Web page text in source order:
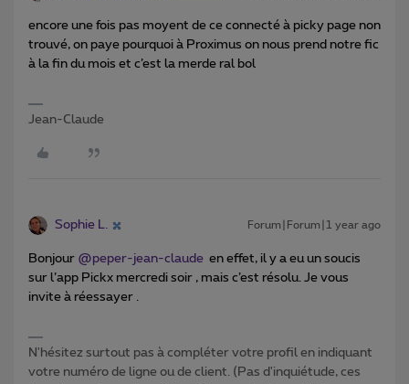
encore une fois pas moyent de ce connecté à picky page non
trouvé, on paye pourquoi à Proximus on nous prend notre fic
à la fin du mois et c’est la merde ral bol
Jean-Claude
Sophie L. Forum|Forum|1 year ago
Bonjour ​ @peper-jean-claude en effet, il y a eu un soucis
sur l’app Pickx mercredi soir , mais c’est résolu. Je vous
invite à réessayer .
N'hésitez surtout pas à compléter votre profil en indiquant
votre numéro de ligne ou de client. (Pas d'inquiétude, ces